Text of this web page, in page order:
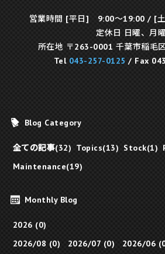
営業時間 [平日] 9:00～19:00 / [
定休日 日曜、月
所在地 〒263-0001 千葉市稲毛
Tel 043-257-0125 / Fax
Blog Category
全ての記事(32) Topics(13) Stock(1)
Maintenance(19)
Monthly Blog
2026 (0)
2026/08 (0)
2026/07 (0) 2026/06